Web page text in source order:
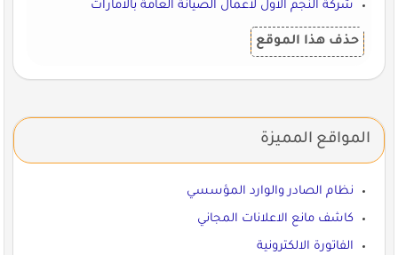
شركة النجم الأول لأعمال الصيانة العامة بالامارات
حذف هذا الموقع
المواقع المميزة
نظام الصادر والوارد المؤسسي
كاشف مانع الاعلانات المجاني
الفاتورة الالكترونية